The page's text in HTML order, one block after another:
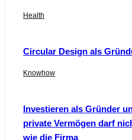
Health
Circular Design als
Knowhow
Investieren als Gründer
private Vermögen darf
wie die Firma